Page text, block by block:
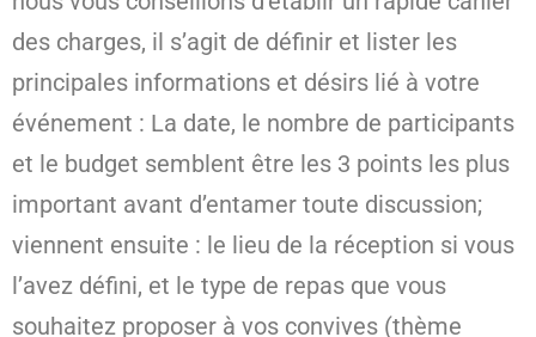
des charges, il s’agit de définir et lister les
principales informations et désirs lié à votre
événement : La date, le nombre de participants
et le budget semblent être les 3 points les plus
important avant d’entamer toute discussion;
viennent ensuite : le lieu de la réception si vous
l’avez défini, et le type de repas que vous
souhaitez proposer à vos convives (thème